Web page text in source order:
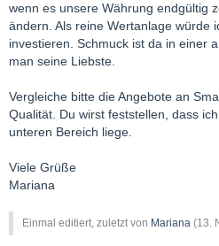
wenn es unsere Währung endgültig
ändern. Als reine Wertanlage würde
investieren. Schmuck ist da in einer
man seine Liebste.
Vergleiche bitte die Angebote an
Qualität. Du wirst feststellen, dass
unteren Bereich liege.
Viele Grüße
Mariana
Einmal editiert, zuletzt von Mariana (13.